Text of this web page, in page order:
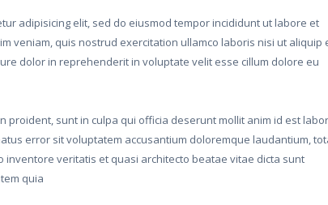
adipisicing elit, sed do eiusmod tempor incididunt ut labore et
veniam, quis nostrud exercitation ullamco laboris nisi ut aliquip
dolor in reprehenderit in voluptate velit esse cillum dolore eu
proident, sunt in culpa qui officia deserunt mollit anim id est
error sit voluptatem accusantium doloremque laudantium,
inventore veritatis et quasi architecto beatae vitae dicta sunt
quia